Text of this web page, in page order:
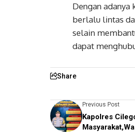
Dengan
berlalu lintas
selain
dapat
Share
Previous Post
Kapolres